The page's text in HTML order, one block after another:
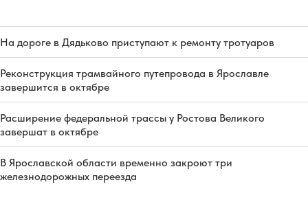
На дороге в Дядьково приступают к ремонту тротуаров
Реконструкция трамвайного путепровода в Ярославле
завершится в октябре
Расширение федеральной трассы у Ростова Великого
завершат в октябре
В Ярославской области временно закроют три
железнодорожных переезда